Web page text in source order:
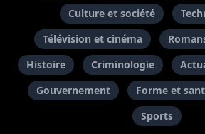
Culture et société
Télévision et cinéma
Histoire
Criminologie
Gouvernement
Forme et
Sports